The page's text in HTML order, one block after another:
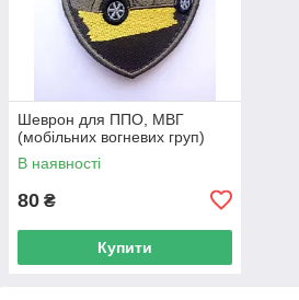
Шеврон для ППО, МВГ
(мобільних вогневих груп)
В наявності
80 ₴
Купити